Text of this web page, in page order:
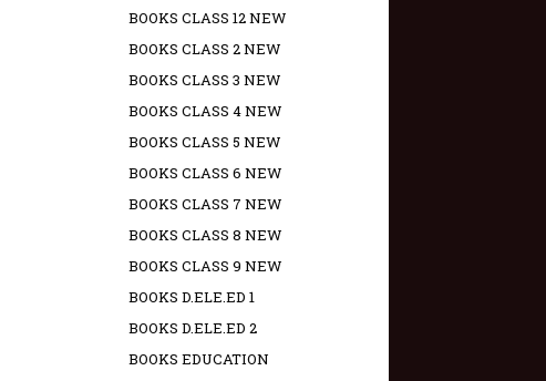
BOOKS CLASS 12 NEW
BOOKS CLASS 2 NEW
BOOKS CLASS 3 NEW
BOOKS CLASS 4 NEW
BOOKS CLASS 5 NEW
BOOKS CLASS 6 NEW
BOOKS CLASS 7 NEW
BOOKS CLASS 8 NEW
BOOKS CLASS 9 NEW
BOOKS D.ELE.ED 1
BOOKS D.ELE.ED 2
BOOKS EDUCATION